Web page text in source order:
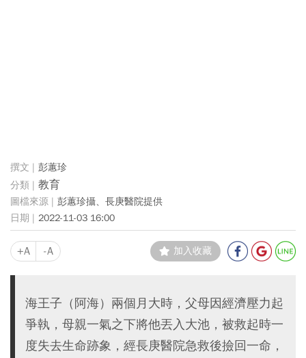
彭蕙珍
教育
彭蕙珍攝、長庚醫院提供
2022-11-03 16:00
+A -A 加入收藏
海王子（阿海）兩個月大時，父母因經濟壓力起
爭執，母親一氣之下將他丟入大池，被救起時一
度失去生命跡象，經長庚醫院急救後撿回一命，